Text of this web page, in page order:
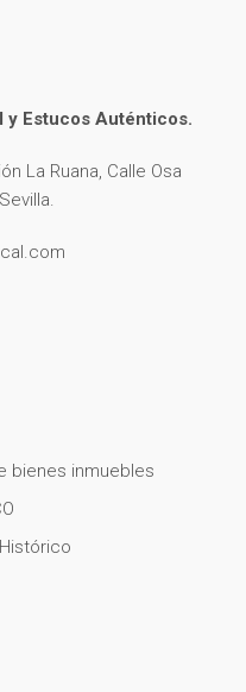
y Estucos Auténticos.
La Ruana, Calle Osa
bienes inmuebles